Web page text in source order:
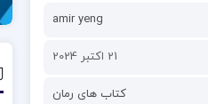
amir yeng
21 اکتبر 2024
کتاب های رمان